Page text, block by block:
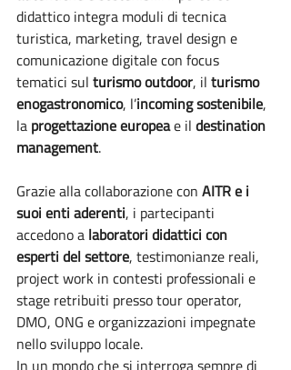
didattico integra moduli di tecnica
turistica, marketing, travel design e
comunicazione digitale con focus
tematici sul turismo outdoor, il turismo
enogastronomico, l’incoming sostenibile,
la progettazione europea e il destination
management.
Grazie alla collaborazione con AITR e i
suoi enti aderenti, i partecipanti
accedono a laboratori didattici con
esperti del settore, testimonianze reali,
project work in contesti professionali e
stage retribuiti presso tour operator,
DMO, ONG e organizzazioni impegnate
nello sviluppo locale.
In un mondo che si interroga sempre di